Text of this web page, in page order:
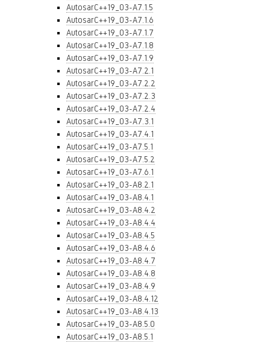
AutosarC++19_03-A7.1.5
AutosarC++19_03-A7.1.6
AutosarC++19_03-A7.1.7
AutosarC++19_03-A7.1.8
AutosarC++19_03-A7.1.9
AutosarC++19_03-A7.2.1
AutosarC++19_03-A7.2.2
AutosarC++19_03-A7.2.3
AutosarC++19_03-A7.2.4
AutosarC++19_03-A7.3.1
AutosarC++19_03-A7.4.1
AutosarC++19_03-A7.5.1
AutosarC++19_03-A7.5.2
AutosarC++19_03-A7.6.1
AutosarC++19_03-A8.2.1
AutosarC++19_03-A8.4.1
AutosarC++19_03-A8.4.2
AutosarC++19_03-A8.4.4
AutosarC++19_03-A8.4.5
AutosarC++19_03-A8.4.6
AutosarC++19_03-A8.4.7
AutosarC++19_03-A8.4.8
AutosarC++19_03-A8.4.9
AutosarC++19_03-A8.4.12
AutosarC++19_03-A8.4.13
AutosarC++19_03-A8.5.0
AutosarC++19_03-A8.5.1